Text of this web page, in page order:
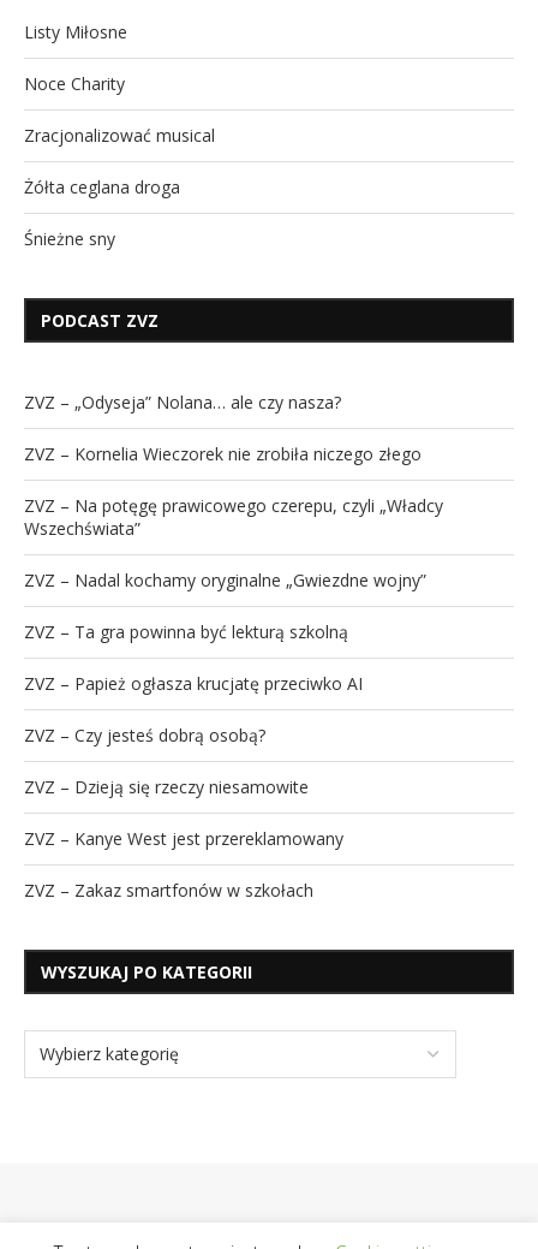
Listy Miłosne
Noce Charity
Zracjonalizować musical
Żółta ceglana droga
Śnieżne sny
PODCAST ZVZ
ZVZ – „Odyseja” Nolana… ale czy nasza?
ZVZ – Kornelia Wieczorek nie zrobiła niczego złego
ZVZ – Na potęgę prawicowego czerepu, czyli „Władcy
Wszechświata”
ZVZ – Nadal kochamy oryginalne „Gwiezdne wojny”
ZVZ – Ta gra powinna być lekturą szkolną
ZVZ – Papież ogłasza krucjatę przeciwko AI
ZVZ – Czy jesteś dobrą osobą?
ZVZ – Dzieją się rzeczy niesamowite
ZVZ – Kanye West jest przereklamowany
ZVZ – Zakaz smartfonów w szkołach
WYSZUKAJ PO KATEGORII